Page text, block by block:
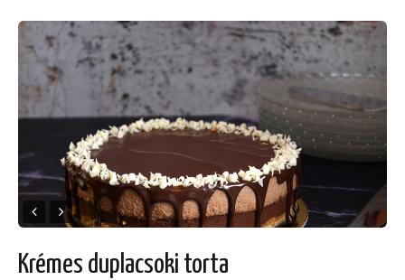
Krémes duplacsoki torta